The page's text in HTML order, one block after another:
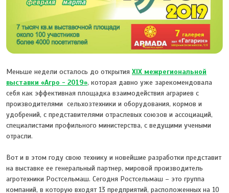
Меньше недели осталось до открытия XIX межрегиональной
выставки «Агро - 2019», которая давно уже зарекомендовала
себя как эффективная площадка взаимодействия аграриев с
производителями сельхозтехники и оборудования, кормов и
удобрений, с представителями отраслевых союзов и ассоциаций,
специалистами профильного министерства, с ведущими учеными
отрасли.
Вот и в этом году свою технику и новейшие разработки представит
на выставке ее генеральный партнер, мировой производитель
агротехники Ростсельмаш. Сегодня Ростсельмаш – это группа
компаний, в которую входят 13 предприятий, расположенных на 10